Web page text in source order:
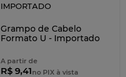
IMPORTADO
Grampo de Cabelo
Formato U - Importado
A partir de
R$ 9,41no PIX à vista